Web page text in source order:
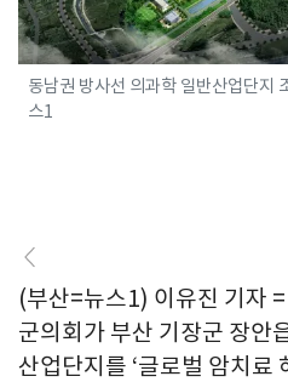
동남권 방사선 의과학 일반산업단
스1
(부산=뉴스1) 이유진 기자
군의회가 부산 기장군 장안
산업단지를 ‘글로벌 암치료